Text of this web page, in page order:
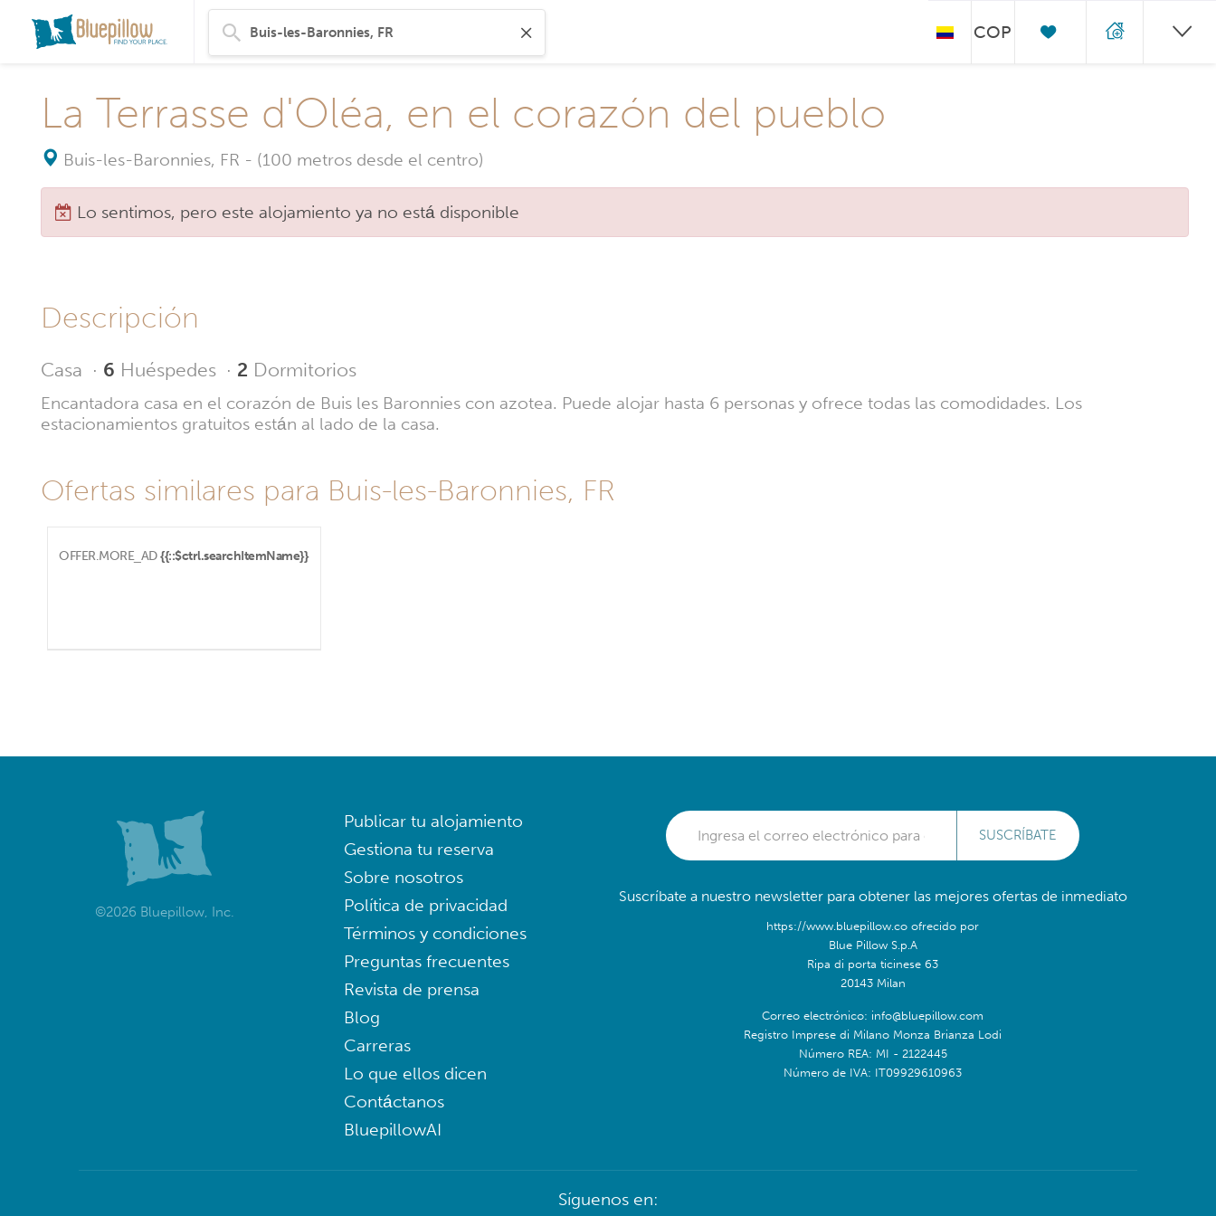
COP
La Terrasse d'Oléa, en el corazón del pueblo
Buis-les-Baronnies, FR - (100 metros desde el centro)
Lo sentimos, pero este alojamiento ya no está disponible
Descripción
Casa · 6 Huéspedes · 2 Dormitorios
Encantadora casa en el corazón de Buis les Baronnies con azotea. Puede alojar hasta 6 personas y ofrece todas las comodidades. Los
estacionamientos gratuitos están al lado de la casa.
Ofertas similares para Buis-les-Baronnies, FR
OFFER.MORE_AD {{::$ctrl.searchItemName}}
©2026 Bluepillow, Inc.
Publicar tu alojamiento
Gestiona tu reserva
Sobre nosotros
Política de privacidad
Términos y condiciones
Preguntas frecuentes
Revista de prensa
Blog
Carreras
Lo que ellos dicen
Contáctanos
BluepillowAI
SUSCRÍBATE
Suscríbate a nuestro newsletter para obtener las mejores ofertas de inmediato
https://www.bluepillow.co ofrecido por
Blue Pillow S.p.A
Ripa di porta ticinese 63
20143 Milan
Correo electrónico: info@bluepillow.com
Registro Imprese di Milano Monza Brianza Lodi
Número REA: MI - 2122445
Número de IVA: IT09929610963
Síguenos en: